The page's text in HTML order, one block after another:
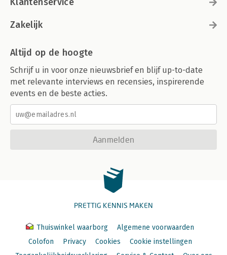
Zakelijk
Altijd op de hoogte
Schrijf u in voor onze nieuwsbrief en blijf up-to-date
met relevante interviews en recensies, inspirerende
events en de beste acties.
Aanmelden
PRETTIG KENNIS MAKEN
Thuiswinkel waarborg
Algemene voorwaarden
Colofon
Privacy Cookies
Cookie instellingen